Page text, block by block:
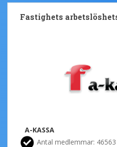
Fastighets
A-KASSA
Antal medlemmar: 46563